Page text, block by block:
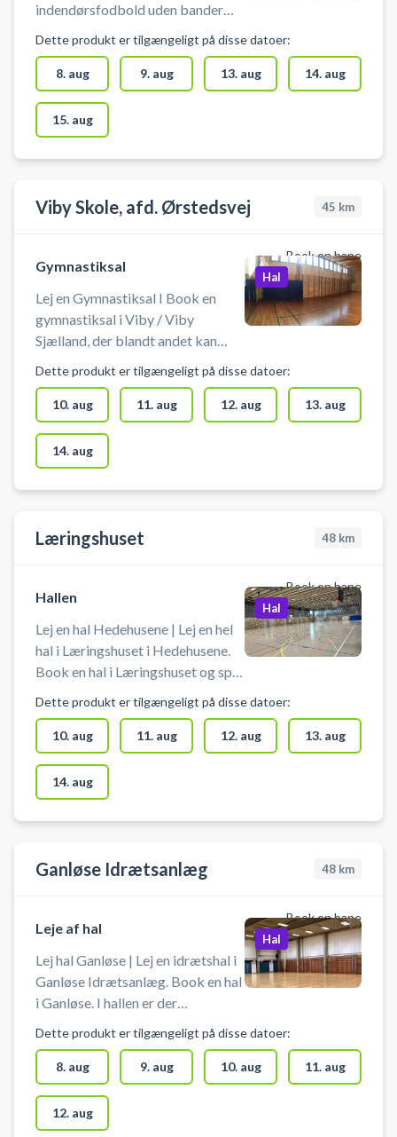
indendørsfodbold uden bander
indendørs fodbold i Stenløse i
idrætscentrets hal. Medbring selv
bold og andet udstyr.
Dette produkt er tilgængeligt på disse datoer:
8. aug 9. aug 13. aug 14. aug
15. aug
Viby Skole, afd. Ørstedsvej 45 km
Book en bane
Gymnastiksal
Lej en Gymnastiksal I Book en
gymnastiksal i Viby / Viby
Sjælland, der blandt andet kan
gymnastik/yoga eller kampsport.
Hal
Dette produkt er tilgængeligt på disse datoer:
10. aug 11. aug 12. aug 13. aug
14. aug
Læringshuset 48 km
Book en bane
Hallen
Lej en hal Hedehusene | Lej en hel
hal i Læringshuset i Hedehusene.
Book en hal i Læringshuset og spil
Booking af hallen kan bruges til
blandt andet indendørs fodbold,
håndbold, basket og badminton.
Der er net og mål til rådighed. Der
er mulighed for gratis parkering
ved booking af hallen i
Hal
Dette produkt er tilgængeligt på disse datoer:
10. aug 11. aug 12. aug 13. aug
14. aug
Ganløse Idrætsanlæg 48 km
Book en bane
Leje af hal
Lej hal Ganløse | Lej en idrætshal i
Ganløse Idrætsanlæg. Book en hal
i Ganløse. I hallen er der
volleynet, basketballkurve og
bordtennisborde. Medbring selv
ketcher og bolde.
Hal
Dette produkt er tilgængeligt på disse datoer:
8. aug 9. aug 10. aug 11. aug
12. aug